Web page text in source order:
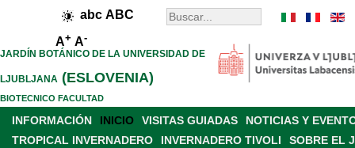
abc ABC
A+ A-
JARDÍN BOTÁNICO DE LA UNIVERSIDAD DE
LJUBLJANA (ESLOVENIA)
BIOTECNICO FACULTAD
INFORMACIÓN INICIO VISITAS GUIADAS
NOTICIAS Y
TROPICAL INVERNADERO
INVERNADERO TIVOLI
SOBRE EL